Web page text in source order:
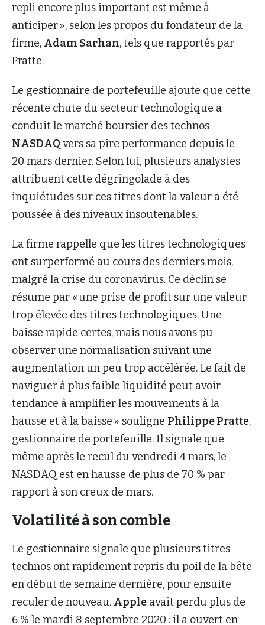
repli encore plus important est même à
anticiper », selon les propos du fondateur de la
firme, Adam Sarhan, tels que rapportés par
Pratte.
Le gestionnaire de portefeuille ajoute que cette
récente chute du secteur technologique a
conduit le marché boursier des technos
NASDAQvers sa pire performance depuis le
20 mars dernier. Selon lui, plusieurs analystes
attribuent cette dégringolade à des
inquiétudes sur ces titres dont la valeur a été
poussée à des niveaux insoutenables.
La firme rappelle que les titres technologiques
ont surperformé au cours des derniers mois,
malgré la crise du coronavirus. Ce déclin se
résume par « une prise de profit sur une valeur
trop élevée des titres technologiques. Une
baisse rapide certes, mais nous avons pu
observer une normalisation suivant une
augmentation un peu trop accélérée. Le fait de
naviguer à plus faible liquidité peut avoir
tendance à amplifier les mouvements à la
hausse et à la baisse » souligne Philippe Pratte,
gestionnaire de portefeuille. Il signale que
même après le recul du vendredi 4 mars, le
NASDAQ est en hausse de plus de 70 % par
rapport à son creux de mars.
Volatilité à son comble
Le gestionnaire signale que plusieurs titres
technos ont rapidement repris du poil de la bête
en début de semaine dernière, pour ensuite
reculer de nouveau. Apple avait perdu plus de
6 % le mardi 8 septembre 2020 : il a ouvert en